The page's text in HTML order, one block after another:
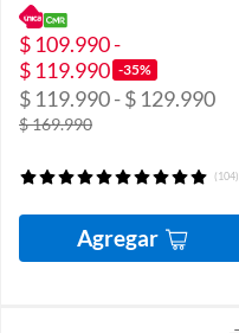
$ 109.990 -
$ 119.990 -35%
$ 119.990 - $ 129.990
$ 169.990
(104)
Agregar